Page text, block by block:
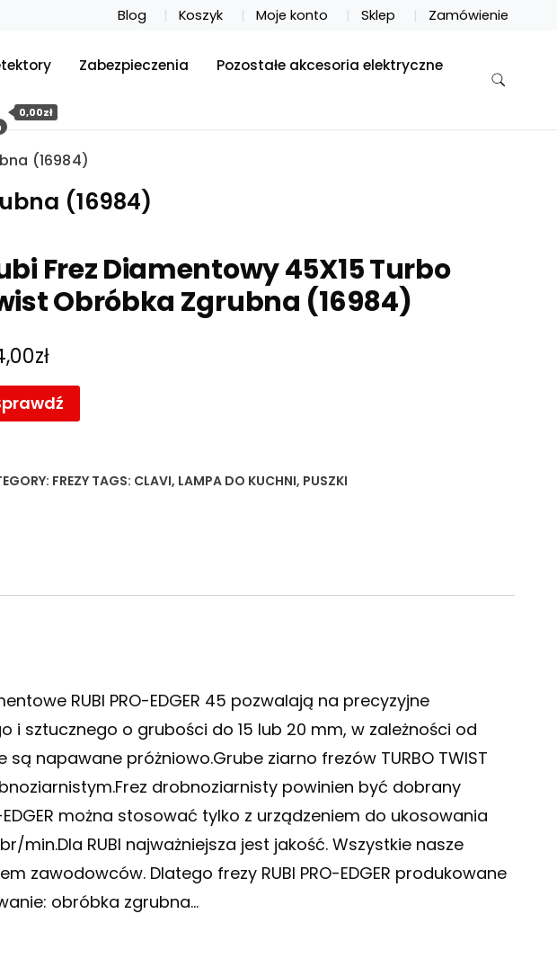
Blog Koszyk Moje konto Sklep Zamówienie
Zabezpieczenia Pozostałe akcesoria elektryczne
0,00zł
(16984)
(16984)
Frez Diamentowy 45X15 Turbo
Obróbka Zgrubna (16984)
zł
FREZY TAGS: CLAVI, LAMPA DO KUCHNI, PUSZKI
RUBI PRO-EDGER 45 pozwalają na precyzyjne
sztucznego o grubości do 15 lub 20 mm, w zależności od
napawane próżniowo.Grube ziarno frezów TURBO TWIST
drobnoziarnisty powinien być dobrany
można stosować tylko z urządzeniem do ukosowania
min.Dla RUBI najważniejsza jest jakość. Wszystkie nasze
Dlatego frezy RUBI PRO-EDGER produkowane
obróbka zgrubna…